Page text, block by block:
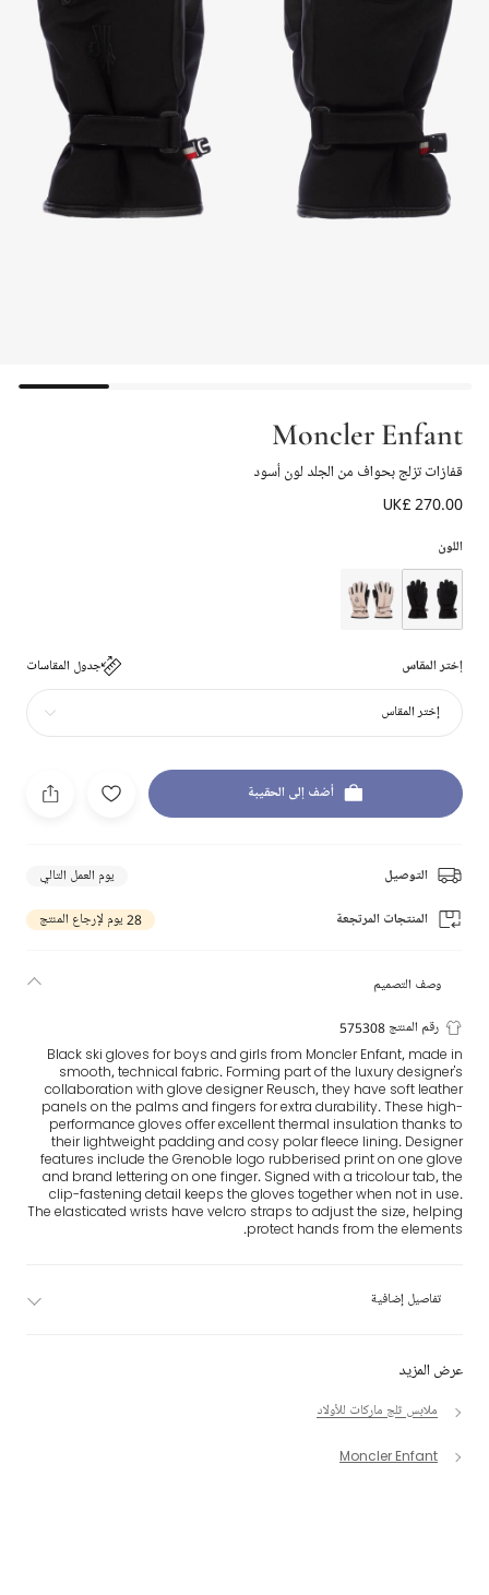
Moncler Enfant
قفازات تزلج بحواف من الجلد لون أسود
UK£ 270.00
اللون
إختر المقاس جدول المقاسات
إختر المقاس
أضف إلى الحقيبة
التوصيل يوم العمل التالي
المنتجات المرتجعة 28 يوم لإرجاع المنتج
عرض المزيد
ملابس ثلج ماركات للأولاد
Moncler Enfant
وصف التصميم
رقم المنتج 575308
Black ski gloves for boys and girls from Moncler Enfant, made in
smooth, technical fabric. Forming part of the luxury designer's
collaboration with glove designer Reusch, they have soft leather
panels on the palms and fingers for extra durability. These high-
performance gloves offer excellent thermal insulation thanks to
their lightweight padding and cosy polar fleece lining. Designer
features include the Grenoble logo rubberised print on one glove
and brand lettering on one finger. Signed with a tricolour tab, the
clip-fastening detail keeps the gloves together when not in use.
The elasticated wrists have velcro straps to adjust the size, helping
protect hands from the elements.
تفاصيل إضافية